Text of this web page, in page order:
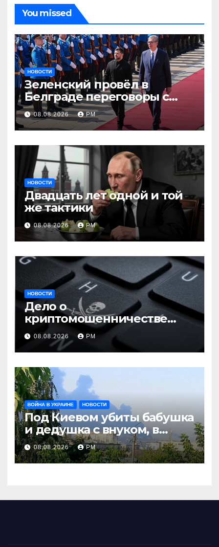
You missed
НОВОСТИ
Зеленский провёл в
Белграде переговоры с
Вучичем
08.08.2026 РМ
НОВОСТИ
Двадцать лет одной и той
же тактики
08.08.2026 РМ
НОВОСТИ
Дело о
криптомошенничестве
оборачивают в содействие
терроризму
08.08.2026 РМ
ВОЙНА В УКРАИНЕ НОВОСТИ
Под Киевом убиты бабушка
и дедушка с внуком, в
Поволжье и на Кубани
вновь горят НПЗ
08.08.2026 РМ